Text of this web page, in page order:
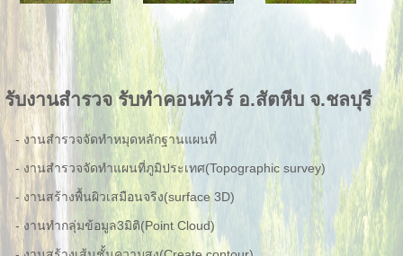
รับงานสำรวจ รับทำคอนทัวร์ อ.สัตหีบ จ.ชลบุรี
- งานสำรวจจัดทำหมุดหลักฐานแผนที่
- งานสำรวจจัดทำแผนที่ภูมิประเทศ(Topographic survey)
- งานสร้างพื้นผิวเสมือนจริง(surface 3D)
- งานทำกลุ่มข้อมูล3มิติ(Point Cloud)